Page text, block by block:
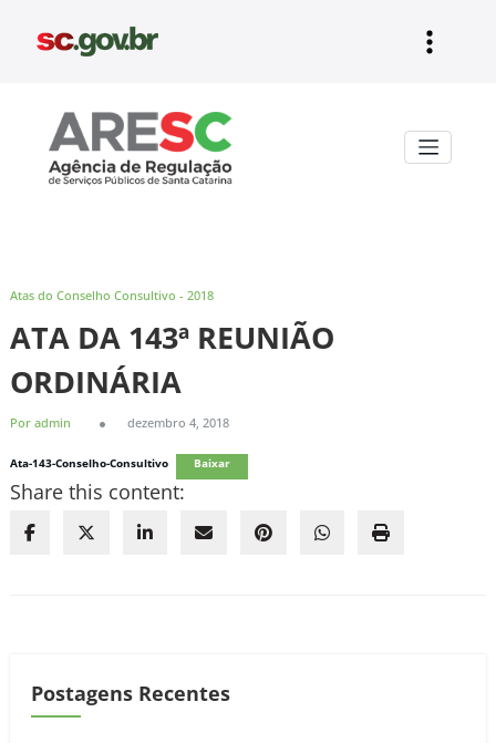
Atas do Conselho Consultivo - 2018
ATA DA 143ª REUNIÃO
ORDINÁRIA
Por admin dezembro 4, 2018
Ata-143-Conselho-Consultivo Baixar
Share this content:
Postagens Recentes